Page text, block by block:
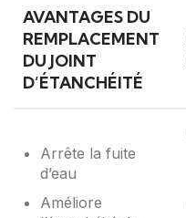
AVANTAGES DU
REMPLACEMENT
DU JOINT
D’ÉTANCHÉITÉ
Arrête la fuite
d’eau
Améliore